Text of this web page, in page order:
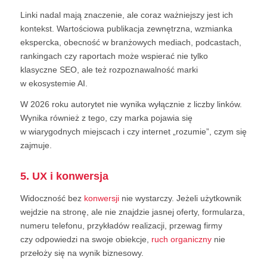
Linki nadal mają znaczenie, ale coraz ważniejszy jest ich
kontekst. Wartościowa publikacja zewnętrzna, wzmianka
ekspercka, obecność w branżowych mediach, podcastach,
rankingach czy raportach może wspierać nie tylko
klasyczne SEO, ale też rozpoznawalność marki
w ekosystemie AI.
W 2026 roku autorytet nie wynika wyłącznie z liczby linków.
Wynika również z tego, czy marka pojawia się
w wiarygodnych miejscach i czy internet „rozumie”, czym się
zajmuje.
5. UX i konwersja
Widoczność bez konwersjinie wystarczy. Jeżeli użytkownik
wejdzie na stronę, ale nie znajdzie jasnej oferty, formularza,
numeru telefonu, przykładów realizacji, przewag firmy
czy odpowiedzi na swoje obiekcje, ruch organicznynie
przełoży się na wynik biznesowy.